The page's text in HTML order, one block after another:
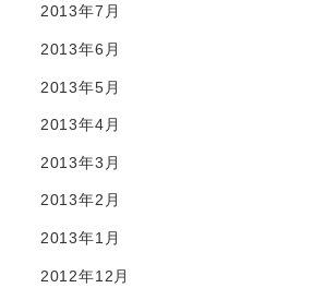
2013年7月
2013年6月
2013年5月
2013年4月
2013年3月
2013年2月
2013年1月
2012年12月